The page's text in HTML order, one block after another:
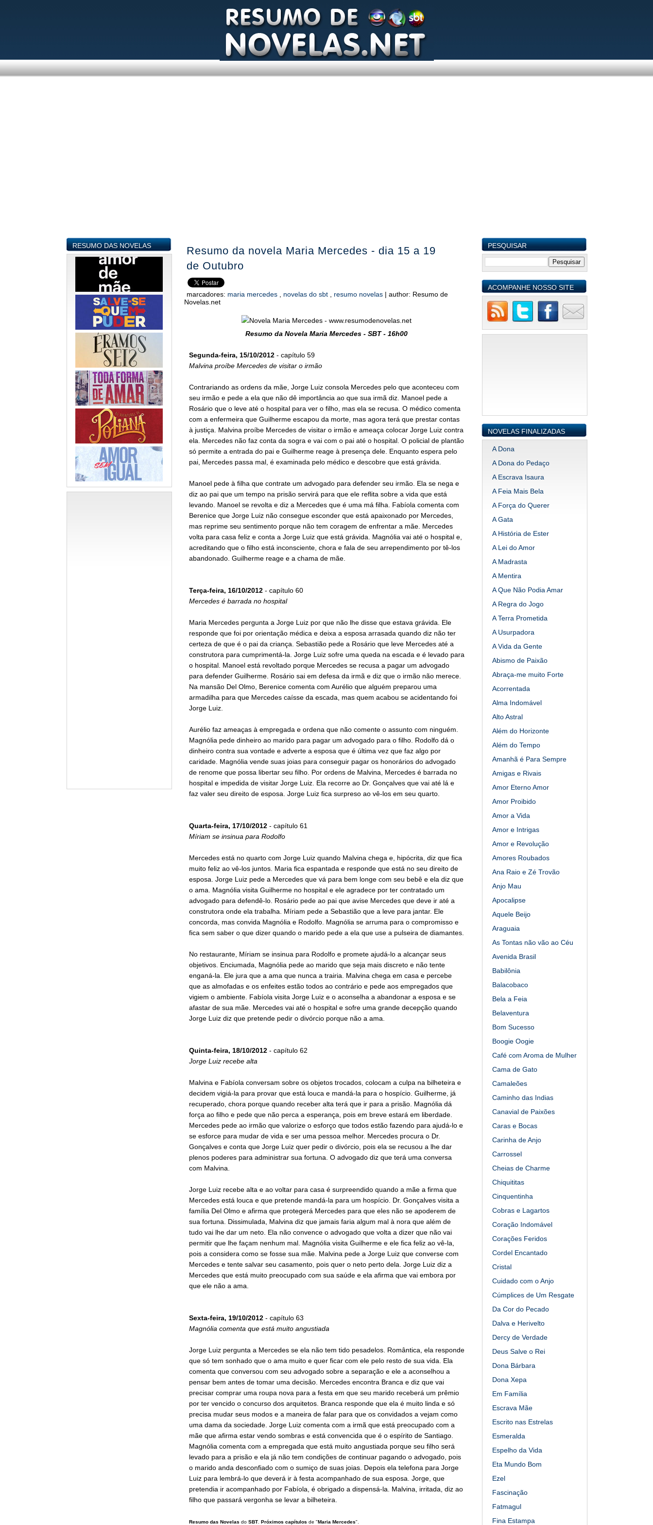
RESUMO DAS NOVELAS
Resumo da novela Maria Mercedes - dia 15 a 19
de Outubro
marcadores: maria mercedes novelas do sbt resumo novelas | author: Resumo de
Novelas.net
Resumo da Novela Maria Mercedes - SBT - 16h00
Segunda-feira, 15/10/2012- capítulo 59
Malvina proíbe Mercedes de visitar o irmão
Contrariando as ordens da mãe, Jorge Luiz consola Mercedes pelo que aconteceu com
seu irmão e pede a ela que não dê importância ao que sua irmã diz. Manoel pede a
Rosário que o leve até o hospital para ver o filho, mas ela se recusa. O médico comenta
com a enfermeira que Guilherme escapou da morte, mas agora terá que prestar contas
à justiça. Malvina proíbe Mercedes de visitar o irmão e ameaça colocar Jorge Luiz contra
ela. Mercedes não faz conta da sogra e vai com o pai até o hospital. O policial de plantão
só permite a entrada do pai e Guilherme reage à presença dele. Enquanto espera pelo
pai, Mercedes passa mal, é examinada pelo médico e descobre que está grávida.
Manoel pede à filha que contrate um advogado para defender seu irmão. Ela se nega e
diz ao pai que um tempo na prisão servirá para que ele reflita sobre a vida que está
levando. Manoel se revolta e diz a Mercedes que é uma má filha. Fabíola comenta com
Berenice que Jorge Luiz não consegue esconder que está apaixonado por Mercedes,
mas reprime seu sentimento porque não tem coragem de enfrentar a mãe. Mercedes
volta para casa feliz e conta a Jorge Luiz que está grávida. Magnólia vai até o hospital e,
acreditando que o filho está inconsciente, chora e fala de seu arrependimento por tê-los
abandonado. Guilherme reage e a chama de mãe.
Terça-feira, 16/10/2012- capítulo 60
Mercedes é barrada no hospital
Maria Mercedes pergunta a Jorge Luiz por que não lhe disse que estava grávida. Ele
responde que foi por orientação médica e deixa a esposa arrasada quando diz não ter
certeza de que é o pai da criança. Sebastião pede a Rosário que leve Mercedes até a
construtora para cumprimentá-la. Jorge Luiz sofre uma queda na escada e é levado para
o hospital. Manoel está revoltado porque Mercedes se recusa a pagar um advogado
para defender Guilherme. Rosário sai em defesa da irmã e diz que o irmão não merece.
Na mansão Del Olmo, Berenice comenta com Aurélio que alguém preparou uma
armadilha para que Mercedes caísse da escada, mas quem acabou se acidentando foi
Jorge Luiz.
Aurélio faz ameaças à empregada e ordena que não comente o assunto com ninguém.
Magnólia pede dinheiro ao marido para pagar um advogado para o filho. Rodolfo dá o
dinheiro contra sua vontade e adverte a esposa que é última vez que faz algo por
caridade. Magnólia vende suas joias para conseguir pagar os honorários do advogado
de renome que possa libertar seu filho. Por ordens de Malvina, Mercedes é barrada no
hospital e impedida de visitar Jorge Luiz. Ela recorre ao Dr. Gonçalves que vai até lá e
faz valer seu direito de esposa. Jorge Luiz fica surpreso ao vê-los em seu quarto.
Quarta-feira, 17/10/2012- capítulo 61
Míriam se insinua para Rodolfo
Mercedes está no quarto com Jorge Luiz quando Malvina chega e, hipócrita, diz que fica
muito feliz ao vê-los juntos. Maria fica espantada e responde que está no seu direito de
esposa. Jorge Luiz pede a Mercedes que vá para bem longe com seu bebê e ela diz que
o ama. Magnólia visita Guilherme no hospital e ele agradece por ter contratado um
advogado para defendê-lo. Rosário pede ao pai que avise Mercedes que deve ir até a
construtora onde ela trabalha. Míriam pede a Sebastião que a leve para jantar. Ele
concorda, mas convida Magnólia e Rodolfo. Magnólia se arruma para o compromisso e
fica sem saber o que dizer quando o marido pede a ela que use a pulseira de diamantes.
No restaurante, Míriam se insinua para Rodolfo e promete ajudá-lo a alcançar seus
objetivos. Enciumada, Magnólia pede ao marido que seja mais discreto e não tente
enganá-la. Ele jura que a ama que nunca a trairia. Malvina chega em casa e percebe
que as almofadas e os enfeites estão todos ao contrário e pede aos empregados que
vigiem o ambiente. Fabíola visita Jorge Luiz e o aconselha a abandonar a esposa e se
afastar de sua mãe. Mercedes vai até o hospital e sofre uma grande decepção quando
Jorge Luiz diz que pretende pedir o divórcio porque não a ama.
Quinta-feira, 18/10/2012- capítulo 62
Jorge Luiz recebe alta
Malvina e Fabíola conversam sobre os objetos trocados, colocam a culpa na bilheteira e
decidem vigiá-la para provar que está louca e mandá-la para o hospício. Guilherme, já
recuperado, chora porque quando receber alta terá que ir para a prisão. Magnólia dá
força ao filho e pede que não perca a esperança, pois em breve estará em liberdade.
Mercedes pede ao irmão que valorize o esforço que todos estão fazendo para ajudá-lo e
se esforce para mudar de vida e ser uma pessoa melhor. Mercedes procura o Dr.
Gonçalves e conta que Jorge Luiz quer pedir o divórcio, pois ela se recusou a lhe dar
plenos poderes para administrar sua fortuna. O advogado diz que terá uma conversa
com Malvina.
Jorge Luiz recebe alta e ao voltar para casa é surpreendido quando a mãe a firma que
Mercedes está louca e que pretende mandá-la para um hospício. Dr. Gonçalves visita a
família Del Olmo e afirma que protegerá Mercedes para que eles não se apoderem de
sua fortuna. Dissimulada, Malvina diz que jamais faria algum mal à nora que além de
tudo vai lhe dar um neto. Ela não convence o advogado que volta a dizer que não vai
permitir que lhe façam nenhum mal. Magnólia visita Guilherme e ele fica feliz ao vê-la,
pois a considera como se fosse sua mãe. Malvina pede a Jorge Luiz que converse com
Mercedes e tente salvar seu casamento, pois quer o neto perto dela. Jorge Luiz diz a
Mercedes que está muito preocupado com sua saúde e ela afirma que vai embora por
que ele não a ama.
Sexta-feira, 19/10/2012- capítulo 63
Magnólia comenta que está muito angustiada
Jorge Luiz pergunta a Mercedes se ela não tem tido pesadelos. Romântica, ela responde
que só tem sonhado que o ama muito e quer ficar com ele pelo resto de sua vida. Ela
comenta que conversou com seu advogado sobre a separação e ele a aconselhou a
pensar bem antes de tomar uma decisão. Mercedes encontra Branca e diz que vai
precisar comprar uma roupa nova para a festa em que seu marido receberá um prêmio
por ter vencido o concurso dos arquitetos. Branca responde que ela é muito linda e só
precisa mudar seus modos e a maneira de falar para que os convidados a vejam como
uma dama da sociedade. Jorge Luiz comenta com a irmã que está preocupado com a
mãe que afirma estar vendo sombras e está convencida que é o espírito de Santiago.
Magnólia comenta com a empregada que está muito angustiada porque seu filho será
levado para a prisão e ela já não tem condições de continuar pagando o advogado, pois
o marido anda desconfiado com o sumiço de suas joias. Depois ela telefona para Jorge
Luiz para lembrá-lo que deverá ir à festa acompanhado de sua esposa. Jorge, que
pretendia ir acompanhado por Fabíola, é obrigado a dispensá-la. Malvina, irritada, diz ao
filho que passará vergonha se levar a bilheteira.
Resumo das Novelas do SBT. Próximos capítulos de "Maria Mercedes".
PESQUISAR
ACOMPANHE NOSSO SITE
NOVELAS FINALIZADAS
A Dona
A Dona do Pedaço
A Escrava Isaura
A Feia Mais Bela
A Força do Querer
A Gata
A História de Ester
A Lei do Amor
A Madrasta
A Mentira
A Que Não Podia Amar
A Regra do Jogo
A Terra Prometida
A Usurpadora
A Vida da Gente
Abismo de Paixão
Abraça-me muito Forte
Acorrentada
Alma Indomável
Alto Astral
Além do Horizonte
Além do Tempo
Amanhã é Para Sempre
Amigas e Rivais
Amor Eterno Amor
Amor Proibido
Amor a Vida
Amor e Intrigas
Amor e Revolução
Amores Roubados
Ana Raio e Zé Trovão
Anjo Mau
Apocalipse
Aquele Beijo
Araguaia
As Tontas não vão ao Céu
Avenida Brasil
Babilônia
Balacobaco
Bela a Feia
Belaventura
Bom Sucesso
Boogie Oogie
Café com Aroma de Mulher
Cama de Gato
Camaleões
Caminho das Indias
Canavial de Paixões
Caras e Bocas
Carinha de Anjo
Carrossel
Cheias de Charme
Chiquititas
Cinquentinha
Cobras e Lagartos
Coração Indomável
Corações Feridos
Cordel Encantado
Cristal
Cuidado com o Anjo
Cúmplices de Um Resgate
Da Cor do Pecado
Dalva e Herivelto
Dercy de Verdade
Deus Salve o Rei
Dona Bárbara
Dona Xepa
Em Família
Escrava Mãe
Escrito nas Estrelas
Esmeralda
Espelho da Vida
Eta Mundo Bom
Ezel
Fascinação
Fatmagul
Fina Estampa